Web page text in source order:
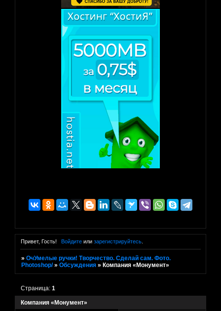
Привет, Гость! Войдитеили зарегистрируйтесь.
»ОчУмелые ручки! Творчество. Сделай сам. Фото.
Photoshop/ »Обсуждения » Компания «Монумент»
Компания «Монумент»
Страница:1